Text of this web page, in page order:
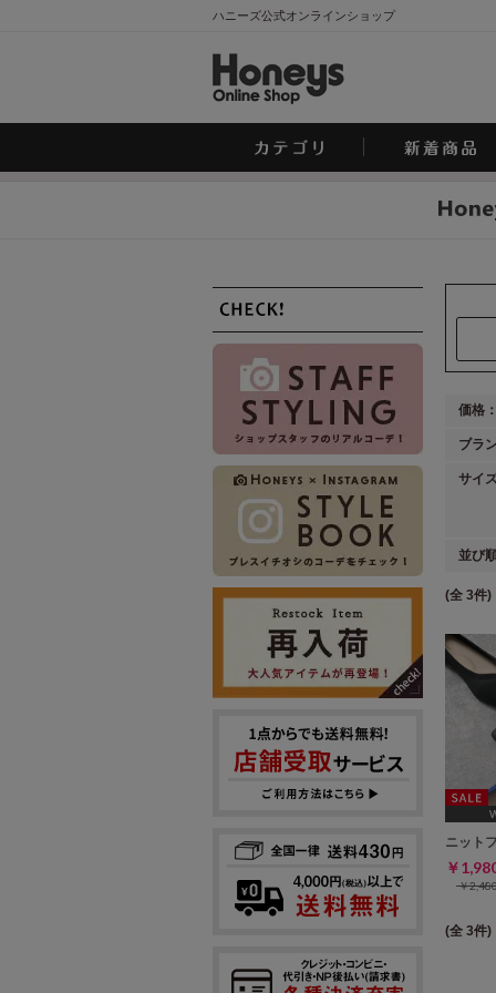
ハニーズ公式オンラインショップ
価格
ブラ
サイ
並び
(全 3件)
ニット
￥
￥
(全 3件)